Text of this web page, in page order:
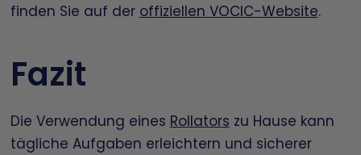
finden Sie auf der offiziellen VOCIC-Website.
Fazit
Die Verwendung eines Rollators zu Hause kann
tägliche Aufgaben erleichtern und sicherer